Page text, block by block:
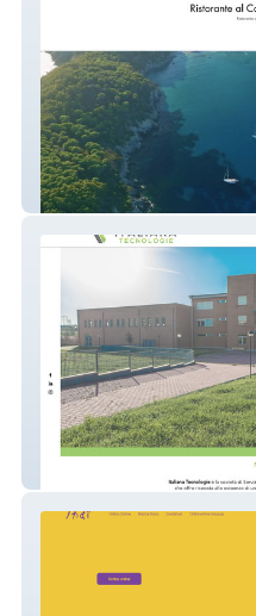
Canaletto&Terrazza